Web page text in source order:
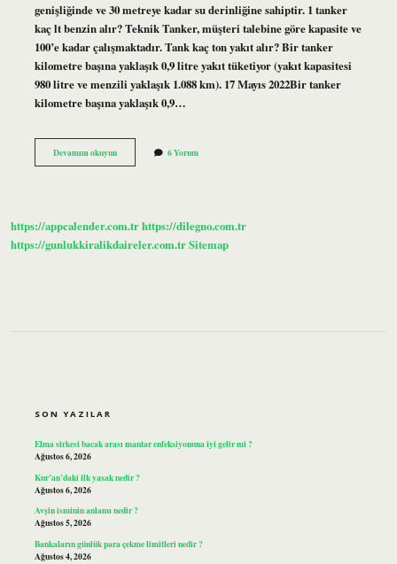
genişliğinde ve 30 metreye kadar su derinliğine sahiptir. 1 tanker
kaç lt benzin alır? Teknik Tanker, müşteri talebine göre kapasite ve
100’e kadar çalışmaktadır. Tank kaç ton yakıt alır? Bir tanker
kilometre başına yaklaşık 0,9 litre yakıt tüketiyor (yakıt kapasitesi
980 litre ve menzili yaklaşık 1.088 km). 17 Mayıs 2022Bir tanker
kilometre başına yaklaşık 0,9…
Devamını okuyun1
Tanker
6 Yorum
https://appcalender.com.trhttps://dilegno.com.tr
https://gunlukkiralikdaireler.com.trSitemap
SON YAZILAR
Elma sirkesi bacak arası mantar enfeksiyonuna iyi gelir mi ?
Ağustos 6, 2026
Kur’an’daki ilk yasak nedir ?
Ağustos 6, 2026
Avşin isminin anlamı nedir ?
Ağustos 5, 2026
Bankaların günlük para çekme limitleri nedir ?
Ağustos 4, 2026